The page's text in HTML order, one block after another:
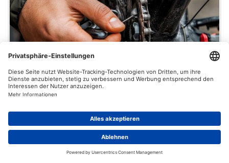
Fahrradtechnik Workshop
Materialkunde, Fahrradreparatur und
Wartung
Planung von Reparaturtagen in
Schulen/Vereinen